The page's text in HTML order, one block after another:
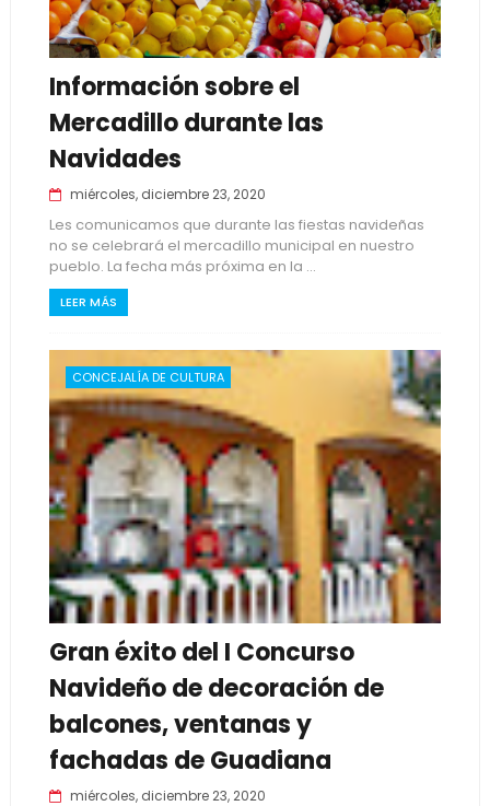
Información sobre el
Mercadillo durante las
Navidades
miércoles, diciembre 23, 2020
Les comunicamos que durante las fiestas navideñas
no se celebrará el mercadillo municipal en nuestro
pueblo. La fecha más próxima en la ...
LEER MÁS
CONCEJALÍA DE CULTURA
Gran éxito del I Concurso
Navideño de decoración de
balcones, ventanas y
fachadas de Guadiana
miércoles, diciembre 23, 2020